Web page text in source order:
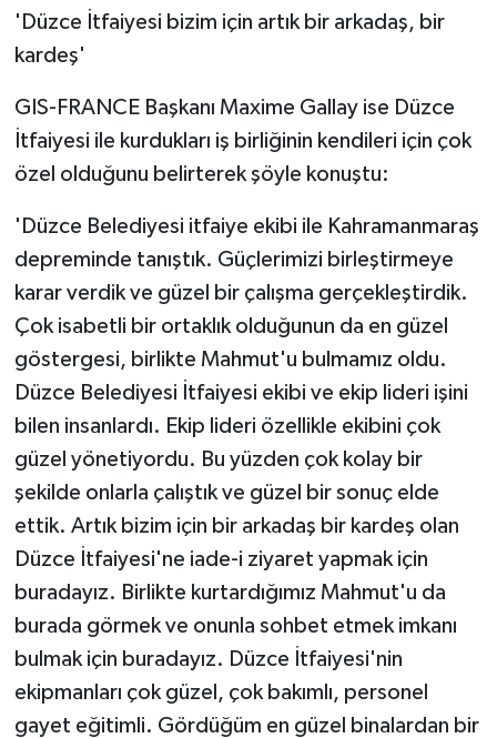
'Düzce İtfaiyesi bizim için artık bir arkadaş, bir
kardeş'
GIS-FRANCE Başkanı Maxime Gallay ise Düzce
İtfaiyesi ile kurdukları iş birliğinin kendileri için çok
özel olduğunu belirterek şöyle konuştu:
'Düzce Belediyesi itfaiye ekibi ile Kahramanmaraş
depreminde tanıştık. Güçlerimizi birleştirmeye
karar verdik ve güzel bir çalışma gerçekleştirdik.
Çok isabetli bir ortaklık olduğunun da en güzel
göstergesi, birlikte Mahmut'u bulmamız oldu.
Düzce Belediyesi İtfaiyesi ekibi ve ekip lideri işini
bilen insanlardı. Ekip lideri özellikle ekibini çok
güzel yönetiyordu. Bu yüzden çok kolay bir
şekilde onlarla çalıştık ve güzel bir sonuç elde
ettik. Artık bizim için bir arkadaş bir kardeş olan
Düzce İtfaiyesi'ne iade-i ziyaret yapmak için
buradayız. Birlikte kurtardığımız Mahmut'u da
burada görmek ve onunla sohbet etmek imkanı
bulmak için buradayız. Düzce İtfaiyesi'nin
ekipmanları çok güzel, çok bakımlı, personel
gayet eğitimli. Gördüğüm en güzel binalardan bir